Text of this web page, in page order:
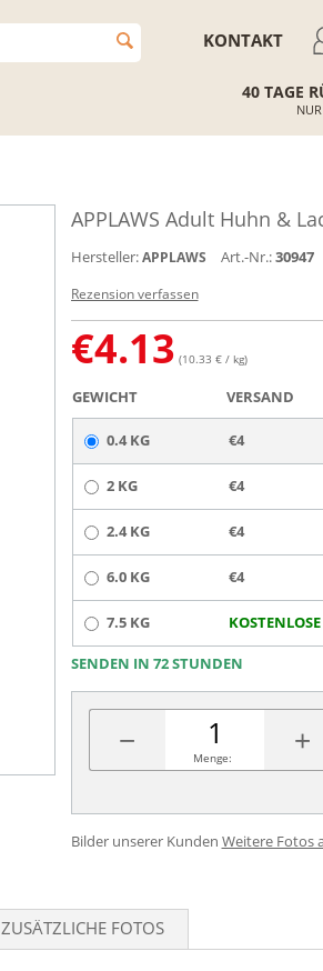
KONTAKT
40 TAGE
APPLAWS Adult Huhn &
Hersteller: APPLAWS Art.-Nr.:30947
Rezension verfassen
€4.13 (10.33 € / kg)
GEWICHT VERSAND
0.4 KG €4
2 KG €4
2.4 KG €4
6.0 KG €4
7.5 KG
SENDEN IN 72 STUNDEN
− +
Menge:
Bilder unserer Kunden Weitere Fotos
ZUSÄTZLICHE FOTOS